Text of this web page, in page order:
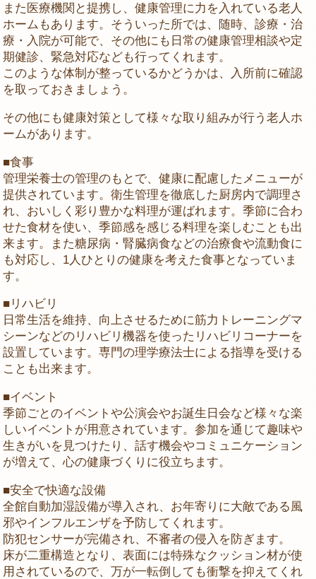
また医療機関と提携し、健康管理に力を入れている老人
ホームもあります。そういった所では、随時、診療・治
療・入院が可能で、その他にも日常の健康管理相談や定
期健診、緊急対応なども行ってくれます。
このような体制が整っているかどうかは、入所前に確認
を取っておきましょう。
その他にも健康対策として様々な取り組みが行う老人ホ
ームがあります。
■食事
管理栄養士の管理のもとで、健康に配慮したメニューが
提供されています。衛生管理を徹底した厨房内で調理さ
れ、おいしく彩り豊かな料理が運ばれます。季節に合わ
せた食材を使い、季節感を感じる料理を楽しむことも出
来ます。また糖尿病・腎臓病食などの治療食や流動食に
も対応し、1人ひとりの健康を考えた食事となっていま
す。
■リハビリ
日常生活を維持、向上させるために筋力トレーニングマ
シーンなどのリハビリ機器を使ったリハビリコーナーを
設置しています。専門の理学療法士による指導を受ける
ことも出来ます。
■イベント
季節ごとのイベントや公演会やお誕生日会など様々な楽
しいイベントが用意されています。参加を通じて趣味や
生きがいを見つけたり、話す機会やコミュニケーション
が増えて、心の健康づくりに役立ちます。
■安全で快適な設備
全館自動加湿設備が導入され、お年寄りに大敵である風
邪やインフルエンザを予防してくれます。
防犯センサーが完備され、不審者の侵入を防ぎます。
床が二重構造となり、表面には特殊なクッション材が使
用されているので、万が一転倒しても衝撃を抑えてくれ